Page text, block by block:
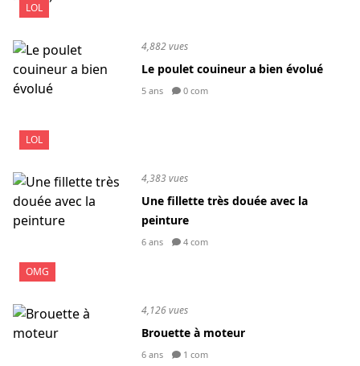
LOL
LOL
4,882 vues
Le poulet couineur a bien évolué
5 ans 0 com
OMG
4,383 vues
Une fillette très douée avec la
peinture
6 ans 4 com
4,126 vues
Brouette à moteur
6 ans 1 com